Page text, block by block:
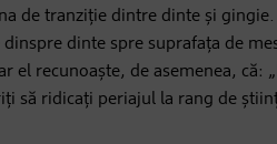
de tranziție dintre dinte și
dinte spre suprafața de
el recunoaște, de asemenea, că:
să ridicați periajul la rang de